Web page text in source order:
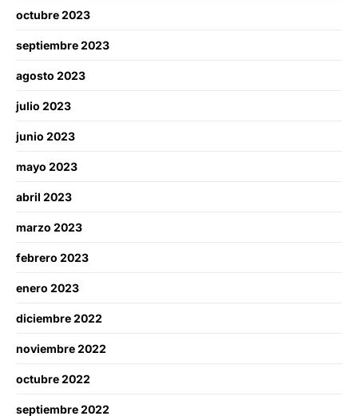
octubre 2023
septiembre 2023
agosto 2023
julio 2023
junio 2023
mayo 2023
abril 2023
marzo 2023
febrero 2023
enero 2023
diciembre 2022
noviembre 2022
octubre 2022
septiembre 2022